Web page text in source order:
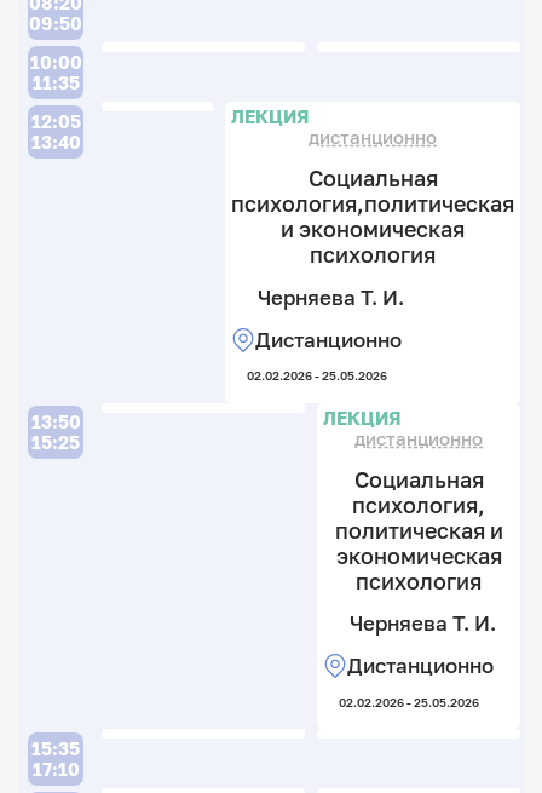
09:50
10:00
11:35
12:05
13:40
ЛЕКЦИЯ
дистанционно
Социальная
психология,политическая
и экономическая
психология
Черняева Т. И.
Дистанционно
02.02.2026 - 25.05.2026
13:50
15:25
ЛЕКЦИЯ
дистанционно
Социальная
психология,
политическая и
экономическая
психология
Черняева Т. И.
Дистанционно
02.02.2026 - 25.05.2026
15:35
17:10